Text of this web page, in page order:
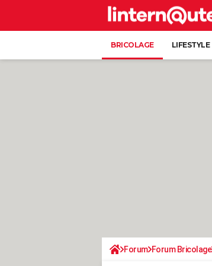
BRICOLAGE LIFESTYLE
Forum Forum Bricolage